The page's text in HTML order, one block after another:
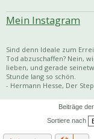
Mein Instagram
Sind denn Ideale zum
Tod abzuschaffen? Nein,
lieben, und gerade
Stunde lang so schön.
- Hermann Hesse, Der
Beiträge
Sortiere nach